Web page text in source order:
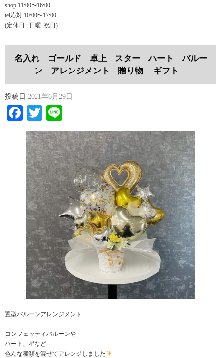
shop 11:00〜16:00
tel応対 10:00〜17:00
(定休日 : 日曜･祝日)
名入れ ゴールド 卓上 スター ハート バルー
ン アレンジメント 贈り物 ギフト
投稿日 2021年6月29日
Facebook
Twitter
置型バルーンアレンジメント
コンフェッティバルーンや
ハート、星など
色んな種類を混ぜてアレンジしました